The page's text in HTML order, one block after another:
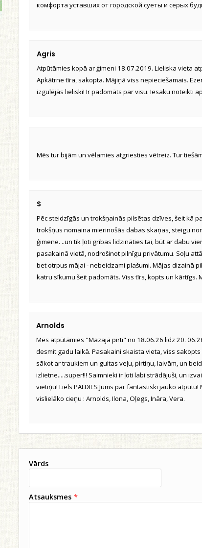
комфорта уставших от городской суеты и серых
Agris
Atpūtāmies kopā ar ģimeni 18.07.2019. Lieliska vieta
Apkātrne tīra, sakopta. Mājiņā viss nepieciešamais.
izgulējās lieliski! Ir padomāts par visu. Iesaku noteikti
Mēs tur bijām un vēlamies atgriesties vētreiz. Tur
S
Pēc steidzīgās un trokšņainās pilsētas dzīves, šeit kā
trokšņus nomaina mierinošās dabas skaņas, steigu
ģimene. ..un tik ļoti gribas līdzināties tai, būt ar dabu
pasakainā vietā, nodrošinot pilnīgu privātumu. Soļu
bet otrpus mājai - nebeidzami plašumi. Mājas dizainā
katru sīkumu šeit padomāts. Viss tīrs, kopts un kārtīgs.
Arnolds
Mēs atpūtāmies "Mazajā pirtī" no 18.06.26 līdz 20.
desmit gadu laikā. Pasakaini skaista vieta, viss
sākot ar traukiem un gultas veļu, pirtiņu, laivām, un
izlietne.....super!!! Saimnieki ir ļoti labi strādājuši, un
vietiņu! Liels PALDIES Jums par fantastiski jauko
vislielāko cieņu : Arnolds, Ilona, Oļegs, Ināra, Vera.
Vārds
Atsauksmes *